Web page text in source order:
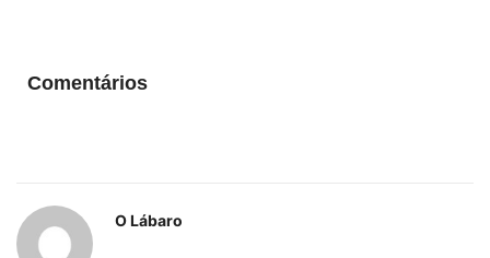
Comentários
O Lábaro